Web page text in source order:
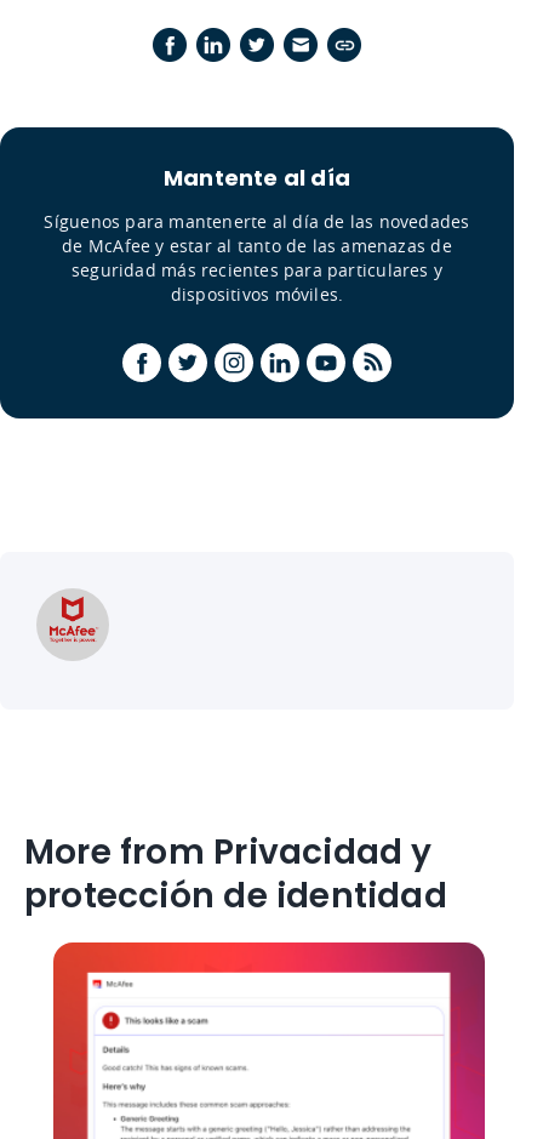
Mantente al día
Síguenos para mantenerte al día de las novedades
de McAfee y estar al tanto de las amenazas de
seguridad más recientes para particulares y
dispositivos móviles.
More from Privacidad y
protección de identidad